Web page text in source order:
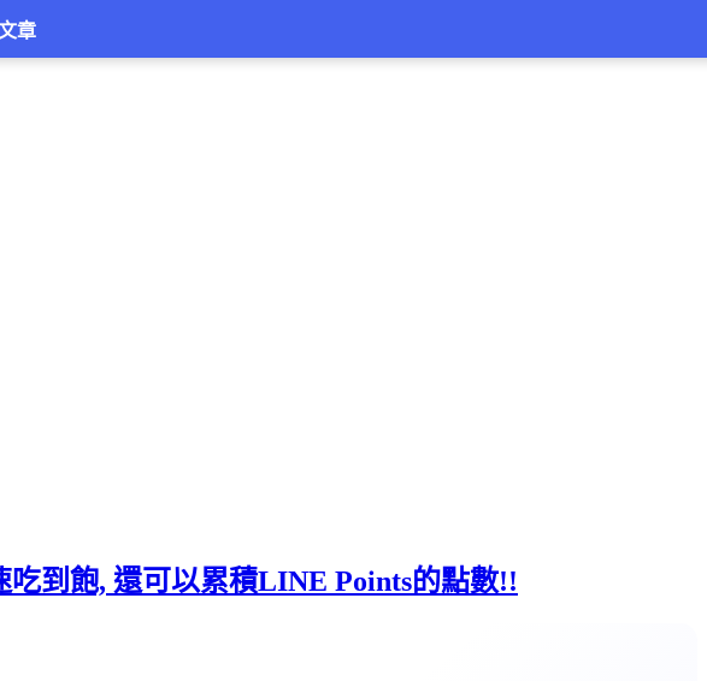
到飽, 還可以累積LINE Points的點數!!
章